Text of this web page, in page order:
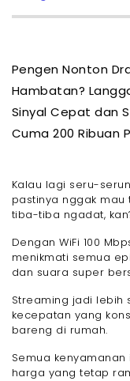
Pengen Nonton
Hambatan?
Sinyal Cepat dan
Cuma 200 Ribuan
Kalau lagi seru-
pastinya nggak
tiba-tiba ngadat,
Dengan WiFi 100
menikmati semua
dan suara super
Streaming jadi lebih
kecepatan yang
bareng di rumah.
Semua
harga yang tetap